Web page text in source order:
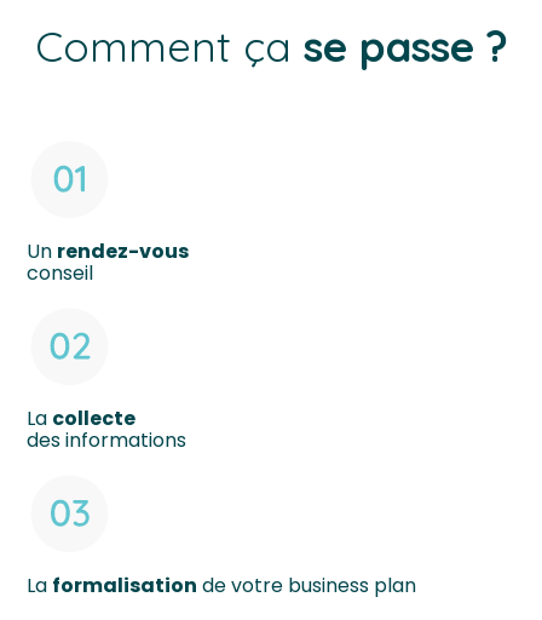
Comment ça se passe ?
Un rendez-vous
conseil
La collecte
des informations
La formalisation de votre business plan